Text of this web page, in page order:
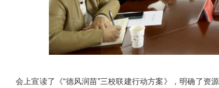
会上宣读了《“德风润苗”三校联建行动方案》 ，明确了资